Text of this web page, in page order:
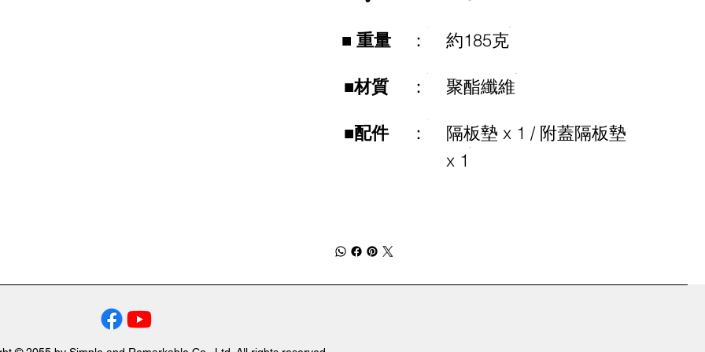
■ 重量 ： 約185克
■材質 ： 聚酯纖維
■配件 ：
隔板墊 x 1 / 附蓋隔板墊
x 1